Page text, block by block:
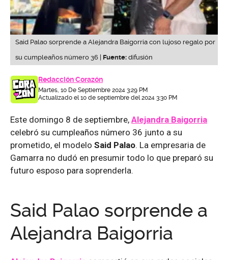
Said Palao sorprende a Alejandra Baigorria con lujoso regalo por
su cumpleaños número 36 | Fuente: difusión
Redacción Corazón
Martes, 10 De Septiembre 2024 3:29 PM
Actualizado el 10 de septiembre del 2024 3:30 PM
Este domingo 8 de septiembre, Alejandra Baigorria
celebró su cumpleaños número 36 junto a su
prometido, el modelo Said Palao. La empresaria de
Gamarra no dudó en presumir todo lo que preparó su
futuro esposo para soprenderla.
Said Palao sorprende a
Alejandra Baigorria